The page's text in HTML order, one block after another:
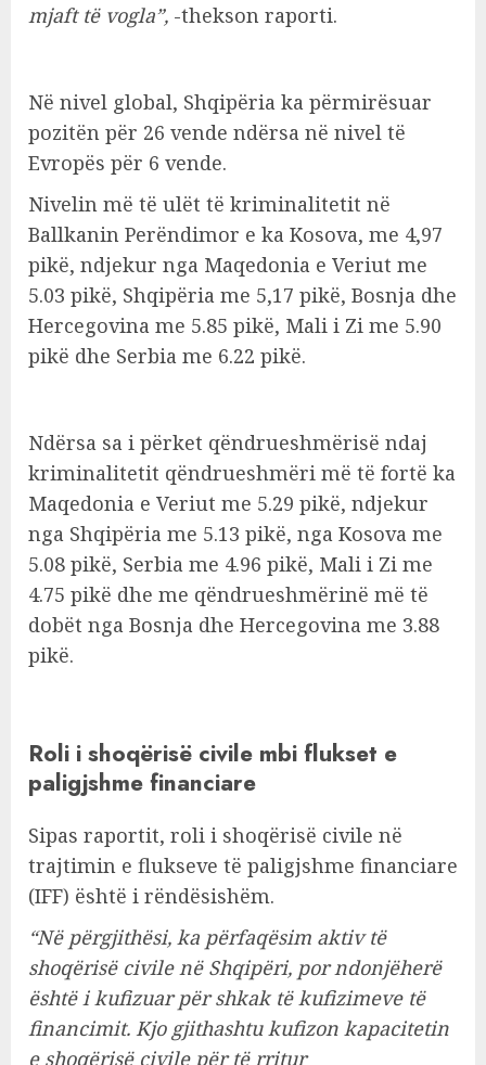
mjaft të vogla”, -thekson raporti.
Në nivel global, Shqipëria ka përmirësuar
pozitën për 26 vende ndërsa në nivel të
Evropës për 6 vende.
Nivelin më të ulët të kriminalitetit në
Ballkanin Perëndimor e ka Kosova, me 4,97
pikë, ndjekur nga Maqedonia e Veriut me
5.03 pikë, Shqipëria me 5,17 pikë, Bosnja dhe
Hercegovina me 5.85 pikë, Mali i Zi me 5.90
pikë dhe Serbia me 6.22 pikë.
Ndërsa sa i përket qëndrueshmërisë ndaj
kriminalitetit qëndrueshmëri më të fortë ka
Maqedonia e Veriut me 5.29 pikë, ndjekur
nga Shqipëria me 5.13 pikë, nga Kosova me
5.08 pikë, Serbia me 4.96 pikë, Mali i Zi me
4.75 pikë dhe me qëndrueshmërinë më të
dobët nga Bosnja dhe Hercegovina me 3.88
pikë.
Roli i shoqërisë civile mbi flukset e
paligjshme financiare
Sipas raportit, roli i shoqërisë civile në
trajtimin e flukseve të paligjshme financiare
(IFF) është i rëndësishëm.
“Në përgjithësi, ka përfaqësim aktiv të
shoqërisë civile në Shqipëri, por ndonjëherë
është i kufizuar për shkak të kufizimeve të
financimit. Kjo gjithashtu kufizon kapacitetin
e shoqërisë civile për të rritur